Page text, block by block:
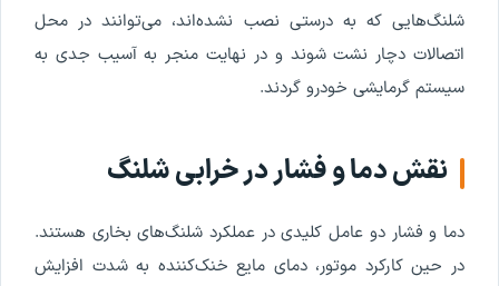
شلنگ‌هایی که به درستی نصب نشده‌اند، می‌توانند در محل
اتصالات دچار نشت شوند و در نهایت منجر به آسیب جدی به
سیستم گرمایشی خودرو گردند.
نقش دما و فشار در خرابی شلنگ
دما و فشار دو عامل کلیدی در عملکرد شلنگ‌های بخاری هستند.
در حین کارکرد موتور، دمای مایع خنک‌کننده به شدت افزایش